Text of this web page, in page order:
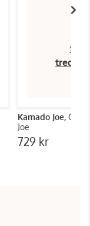
Kamado Joe,
Joe
729 kr